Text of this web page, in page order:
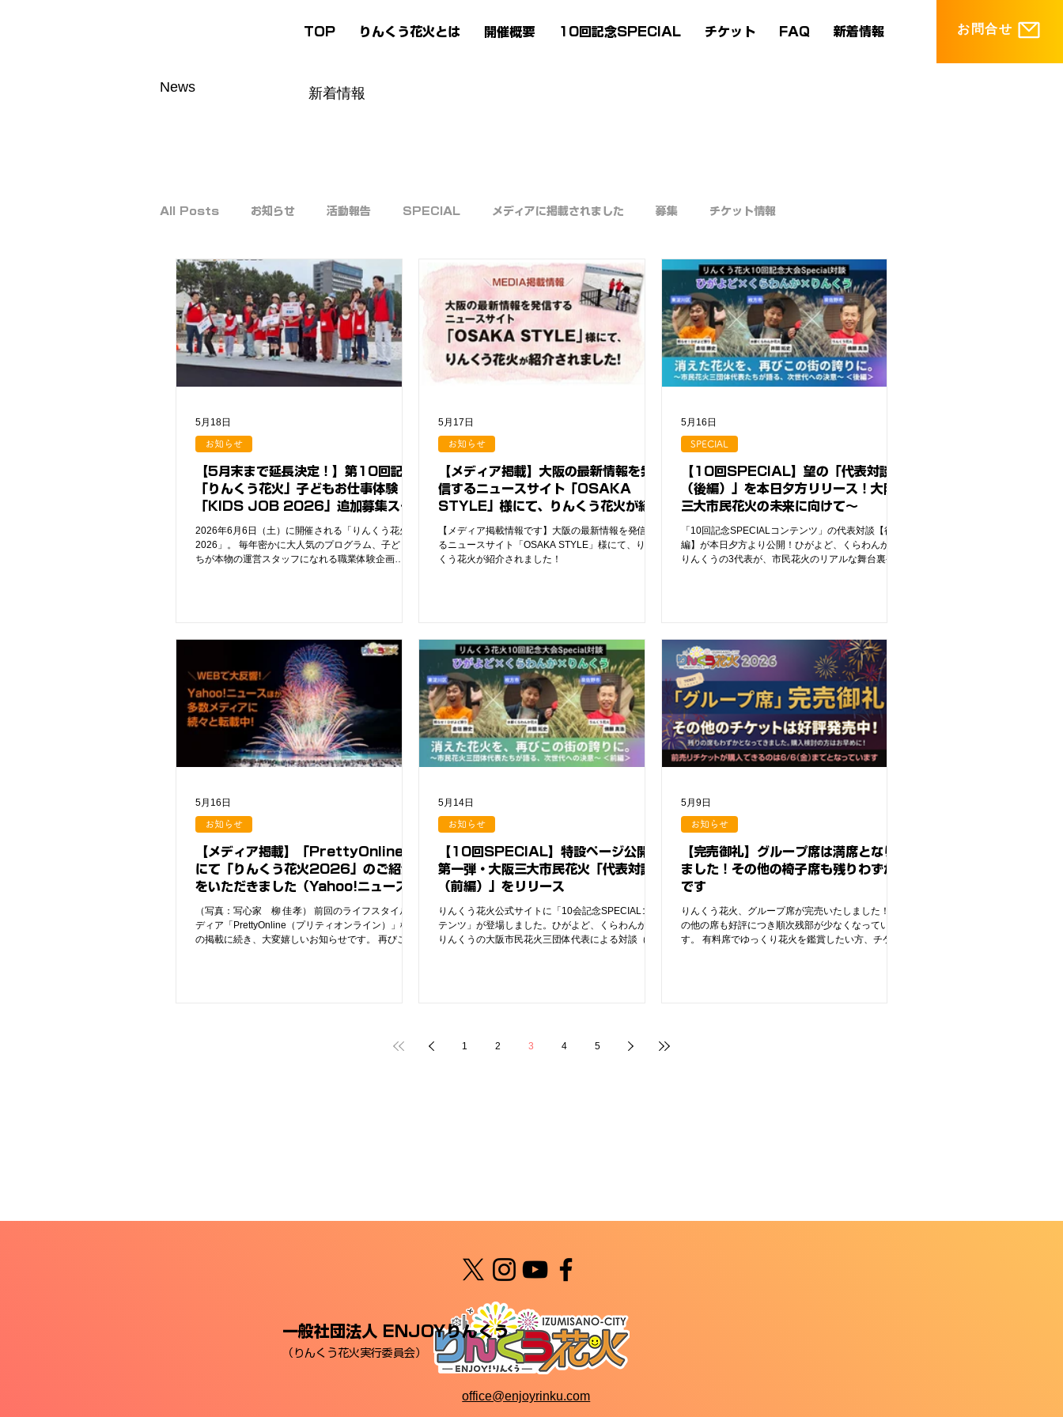
TOP りんくう花火とは 開催概要 10回記念SPECIAL チケット FAQ 新着情報 お問合せ
News 新着情報
All Posts お知らせ 活動報告 SPECIAL メディアに掲載されました 募集 チケット情報
【5月末まで延長決定！】第10回記念
「りんくう花火」子どもお仕事体験
「KIDS JOB 2026」追加募集スタ
ート！
2026年6月6日（土）に開催される「りんくう花火
2026」。 毎年密かに大人気のプログラム、子どもた
ちが本物の運営スタッフになれる職業体験企画
きる特別な機会です。 当日は地域の郵便局員有志の
皆様がボランティアとして子どもたちを優しくサポ
ート。 18:30に解散するため、お仕事を頑張った後
はご家族でゆっくり第10回記念大会の花火を楽しめ
ます。 「本物の舞台」でしか味わえない一生モノの
思い出と、やり遂げた自信を、お子様にプレゼント
しませんか？皆様のご応募を心よりお待ちしており
ます！ 【募集概要】 日時： 2026年6月6日（土）
15:00〜15:10集合 ／ 18:30解散 場所： りんくう公園
お知らせ
5月18日
【メディア掲載】大阪の最新情報を発
信するニュースサイト「OSAKA
STYLE」様にて、りんくう花火が紹介
されました！
【メディア掲載情報です】大阪の最新情報を発信す
るニュースサイト「OSAKA STYLE」様にて、りん
くう花火が紹介されました！
お知らせ
5月17日
【10回SPECIAL】望の「代表対談
（後編）」を本日夕方リリース！大阪
三大市民花火の未来に向けて〜
「10回記念SPECIALコンテンツ」の代表対談【後
編】が本日夕方より公開！ひがよど、くらわんか、
りんくうの3代表が、市民花火のリアルな舞台裏やこ
SPECIAL
5月16日
【メディア掲載】「PrettyOnline」
にて「りんくう花火2026」のご紹介
をいただきました（Yahoo!ニュースほ
か全国49サイトに一斉転載！）
（写真：写心家 柳 佳孝） 前回のライフスタイルメ
ディア「PrettyOnline（プリティオンライン）」様で
の掲載に続き、大変嬉しいお知らせです。 再びこの
Yahoo!ニュース / ライブドアニュース / Infoseekニュ
ース / ニコニコニュース 大手新聞・経済総合： 東洋
お知らせ
5月16日
【10回SPECIAL】特設ページ公開！
第一弾・大阪三大市民花火「代表対談
（前編）」をリリース
りんくう花火公式サイトに「10会記念SPECIALコン
テンツ」が登場しました。ひがよど、くらわんか、
りんくうの大阪市民花火三団体代表による対談（前
お知らせ
5月14日
【完売御礼】グループ席は満席となり
ました！その他の椅子席も残りわずか
です
りんくう花火、グループ席が完売いたしました！そ
の他の席も好評につき順次残部が少なくなっていま
す。 有料席でゆっくり花火を鑑賞したい方、チケッ
お知らせ
5月9日
1 2 3 4 5
一般社団法人 ENJOYりんくう
（りんくう花火実行委員会）
office@enjoyrinku.com